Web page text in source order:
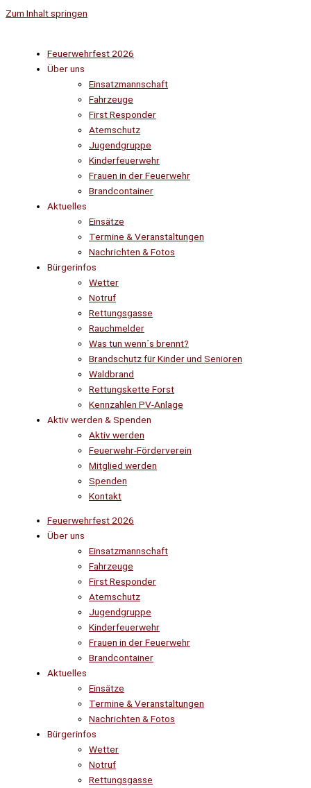
Zum Inhalt springen
Feuerwehrfest 2026
Über uns
Einsatzmannschaft
Fahrzeuge
First Responder
Atemschutz
Jugendgruppe
Kinderfeuerwehr
Frauen in der Feuerwehr
Brandcontainer
Aktuelles
Einsätze
Termine & Veranstaltungen
Nachrichten & Fotos
Bürgerinfos
Wetter
Notruf
Rettungsgasse
Rauchmelder
Was tun wenn´s brennt?
Brandschutz für Kinder und Senioren
Waldbrand
Rettungskette Forst
Kennzahlen PV-Anlage
Aktiv werden & Spenden
Aktiv werden
Feuerwehr-Förderverein
Mitglied werden
Spenden
Kontakt
Feuerwehrfest 2026
Über uns
Einsatzmannschaft
Fahrzeuge
First Responder
Atemschutz
Jugendgruppe
Kinderfeuerwehr
Frauen in der Feuerwehr
Brandcontainer
Aktuelles
Einsätze
Termine & Veranstaltungen
Nachrichten & Fotos
Bürgerinfos
Wetter
Notruf
Rettungsgasse